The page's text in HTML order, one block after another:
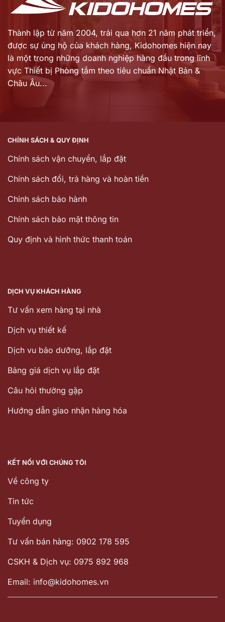
Thành lập từ năm 2004, trải qua hơn 21 năm phát triển,
được sự ủng hộ của khách hàng, Kidohomes hiện nay
là một trong những doanh nghiệp hàng đầu trong lĩnh
vực Thiết bị Phòng tắm theo tiêu chuẩn Nhật Bản &
Châu Âu...
CHÍNH SÁCH & QUY ĐỊNH
Chính sách vận chuyển, lắp đặt
Chính sách đổi, trả hàng và hoàn tiền
Chinh sách bảo hành
Chính sách bảo mật thông tin
Quy định và hình thức thanh toán
DỊCH VỤ KHÁCH HÀNG
Tư vấn xem hàng tại nhà
Dịch vụ thiết kế
Dịch vu bảo dưỡng, lắp đặt
Bảng giá dịch vụ lắp đặt
Câu hỏi thường gặp
Hướng dẫn giao nhận hàng hóa
KẾT NỐI VỚI CHÚNG TÔI
Về công ty
Tin tức
Tuyển dụng
Tư vấn bán hàng: 0902 178 595
CSKH & Dịch vụ: 0975 892 968
Email: info@kidohomes.vn